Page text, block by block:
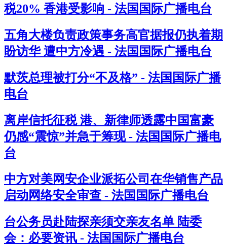
税20% 香港受影响 - 法国国际广播电台
五角大楼负责政策事务高官据报仍执着期
盼访华 遭中方冷遇 - 法国国际广播电台
默茨总理被打分“不及格” - 法国国际广播
电台
离岸信托征税 港、新律师透露中国富豪
仍感“震惊”并急于筹现 - 法国国际广播电
台
中方对美网安企业派拓公司在华销售产品
启动网络安全审查 - 法国国际广播电台
台公务员赴陆探亲须交亲友名单 陆委
会：必要资讯 - 法国国际广播电台